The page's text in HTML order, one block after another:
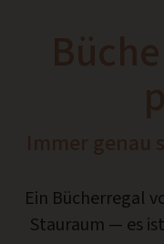
Ein Bücherregal
Stauraum — es